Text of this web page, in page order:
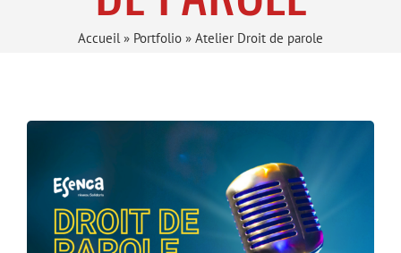
Accueil » Portfolio » Atelier Droit de parole